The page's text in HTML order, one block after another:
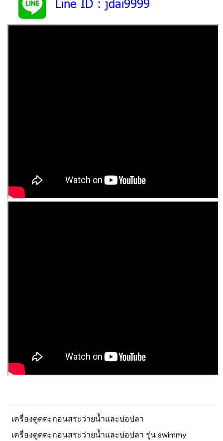
เครื่องดูดตะกอนสระว่ายน้ำและบ่อปลา
เครื่องดูดตะกอนสระว่ายน้ำและบ่อปลา รุ่น swimmy